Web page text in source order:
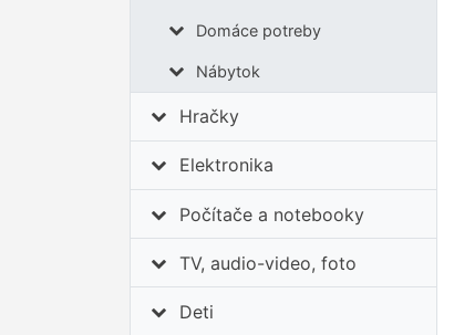
Domáce potreby
Nábytok
Hračky
Elektronika
Počítače a notebooky
TV, audio-video, foto
Deti